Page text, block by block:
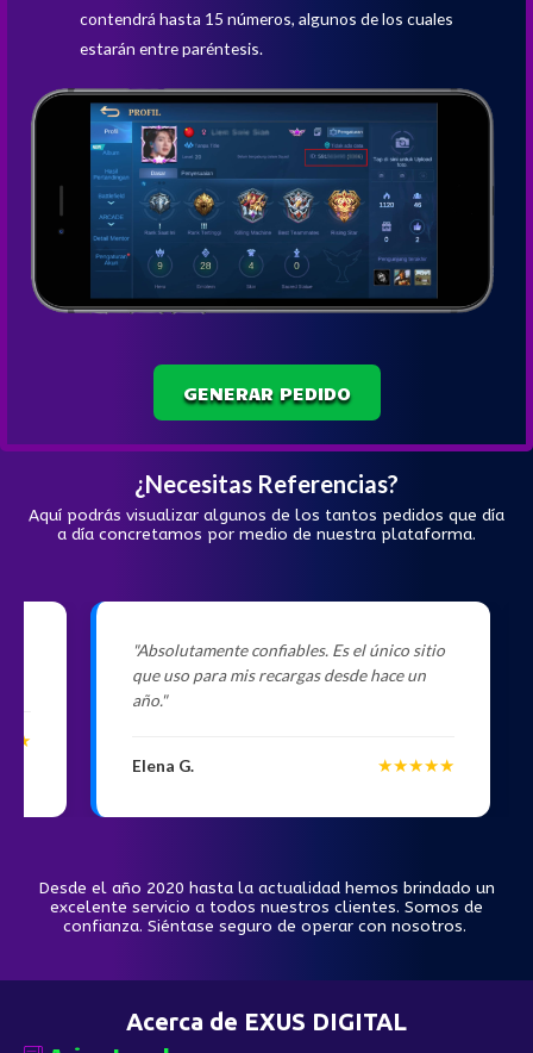
contendrá hasta 15 números, algunos de los cuales
estarán entre paréntesis.
GENERAR PEDIDO
¿Necesitas Referencias?
Aquí podrás visualizar algunos de los tantos pedidos que día
a día concretamos por medio de nuestra plataforma.
"Absolutamente confiables. Es el único sitio
que uso para mis recargas desde hace un
año."
Elena G. ★★★★★
Desde el año 2020 hasta la actualidad hemos brindado un
excelente servicio a todos nuestros clientes. Somos de
confianza. Siéntase seguro de operar con nosotros.
Acerca de EXUS DIGITAL